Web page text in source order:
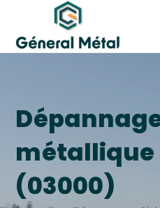
métallique
(03000)